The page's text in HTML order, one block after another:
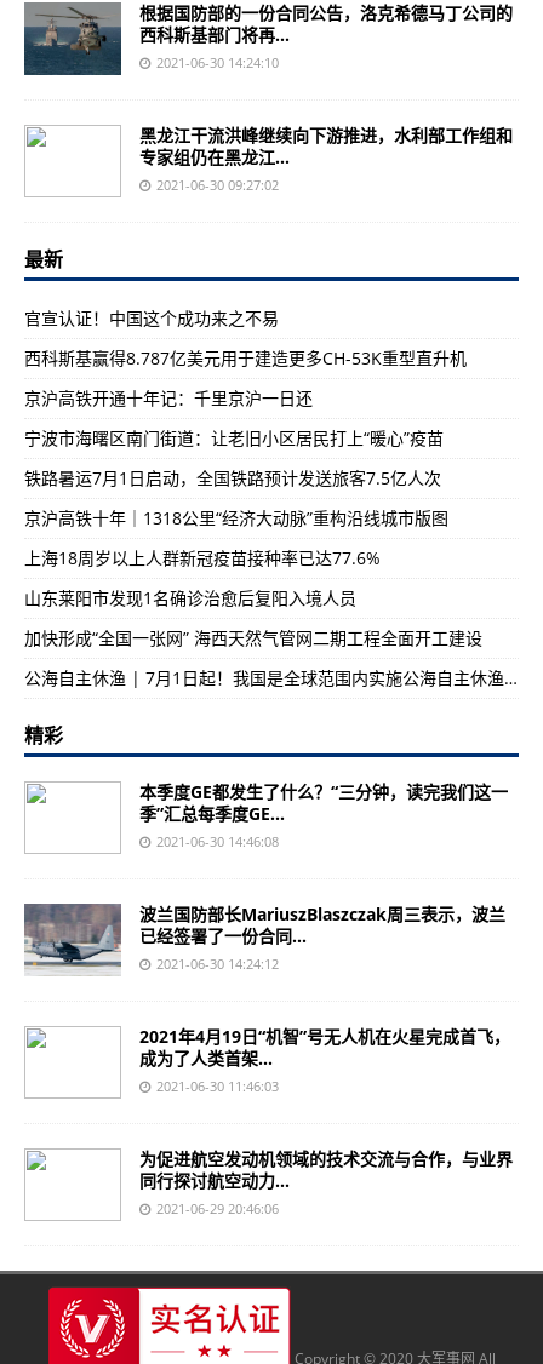
根据国防部的一份合同公告，洛克希德马丁公司的
西科斯基部门将再...
2021-06-30 14:24:10
黑龙江干流洪峰继续向下游推进，水利部工作组和
专家组仍在黑龙江...
2021-06-30 09:27:02
最新
官宣认证！中国这个成功来之不易
西科斯基赢得8.787亿美元用于建造更多CH-53K重型直升机
京沪高铁开通十年记：千里京沪一日还
宁波市海曙区南门街道：让老旧小区居民打上“暖心”疫苗
铁路暑运7月1日启动，全国铁路预计发送旅客7.5亿人次
京沪高铁十年｜1318公里“经济大动脉”重构沿线城市版图
上海18周岁以上人群新冠疫苗接种率已达77.6%
山东莱阳市发现1名确诊治愈后复阳入境人员
加快形成“全国一张网” 海西天然气管网二期工程全面开工建设
公海自主休渔 | 7月1日起！我国是全球范围内实施公海自主休渔措施的首个国家
精彩
本季度GE都发生了什么？“三分钟，读完我们这一
季”汇总每季度GE...
2021-06-30 14:46:08
波兰国防部长MariuszBlaszczak周三表示，波兰
已经签署了一份合同...
2021-06-30 14:24:12
2021年4月19日“机智”号无人机在火星完成首飞，
成为了人类首架...
2021-06-30 11:46:03
为促进航空发动机领域的技术交流与合作，与业界
同行探讨航空动力...
2021-06-29 20:46:06
Copyright © 2020 大军事网 All